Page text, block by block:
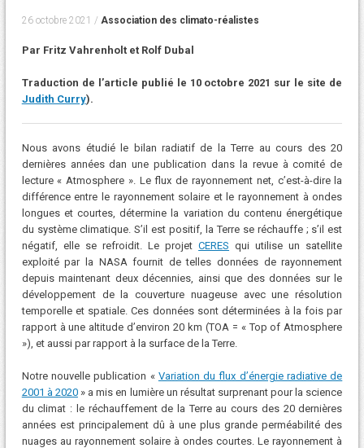
26 octobre 2021 / Association des climato-réalistes
Par Fritz Vahrenholt et Rolf Dubal
Traduction de l’article publié le 10 octobre 2021 sur le site de
Judith Curry).
Nous avons étudié le bilan radiatif de la Terre au cours des 20
dernières années dan une publication dans la revue à comité de
lecture « Atmosphere ». Le flux de rayonnement net, c’est-à-dire la
différence entre le rayonnement solaire et le rayonnement à ondes
longues et courtes, détermine la variation du contenu énergétique
du système climatique. S’il est positif, la Terre se réchauffe ; s’il est
négatif, elle se refroidit. Le projetCERES qui utilise un satellite
exploité par la NASA fournit de telles données de rayonnement
depuis maintenant deux décennies, ainsi que des données sur le
développement de la couverture nuageuse avec une résolution
temporelle et spatiale. Ces données sont déterminées à la fois par
rapport à une altitude d’environ 20 km (TOA = « Top of Atmosphere
»), et aussi par rapport à la surface de la Terre.
Notre nouvelle publication « Variation du flux d’énergie radiative de
2001 à 2020» a mis en lumière un résultat surprenant pour la science
du climat : le réchauffement de la Terre au cours des 20 dernières
années est principalement dû à une plus grande perméabilité des
nuages ​​au rayonnement solaire à ondes courtes. Le rayonnement à